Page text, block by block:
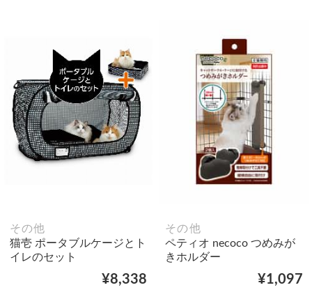
その他
猫壱 ポータブルケージとト
イレのセット
¥8,338
その他
ペティオ necoco つめみが
きホルダー
¥1,097